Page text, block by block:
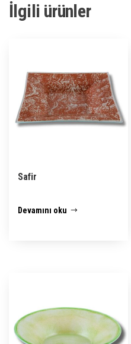
İlgili ürünler
Safir
Devamını oku